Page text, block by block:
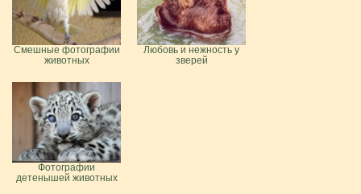
Смешные фотографии
животных
Любовь и нежность у
зверей
Фотографии
детенышей животных